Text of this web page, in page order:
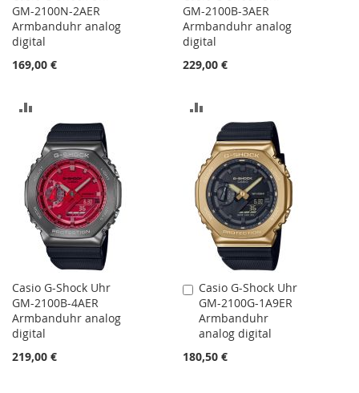
GM-2100N-2AER
Armbanduhr analog
digital
169,00 €
VERGLEICHSLISTE
HINZUFÜGEN
GM-2100B-3AER
Armbanduhr analog
digital
229,00 €
VERGLEICHSLISTE
HINZUFÜGEN
Casio G-Shock Uhr
GM-2100B-4AER
Armbanduhr analog
digital
219,00 €
Casio G-Shock Uhr
GM-2100G-1A9ER
Armbanduhr
analog digital
180,50 €
In
den
Warenkorb